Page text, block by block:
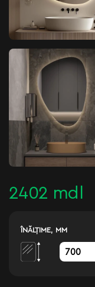
2402 mdl
ÎNĂLŢIME, MM